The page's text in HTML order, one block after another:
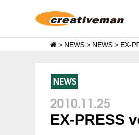
> NEWS > NEWS > EX-
NEWS
2010.11.25
EX-PRESS